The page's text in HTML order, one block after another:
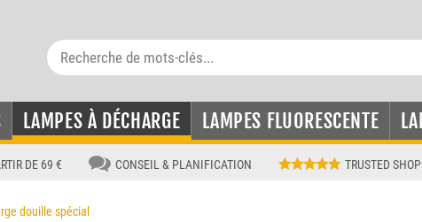
LAMPES À DÉCHARGE LAMPES FLUORESCENTE
DE 69 € CONSEIL & PLANIFICATION TRUSTED
douille spécial